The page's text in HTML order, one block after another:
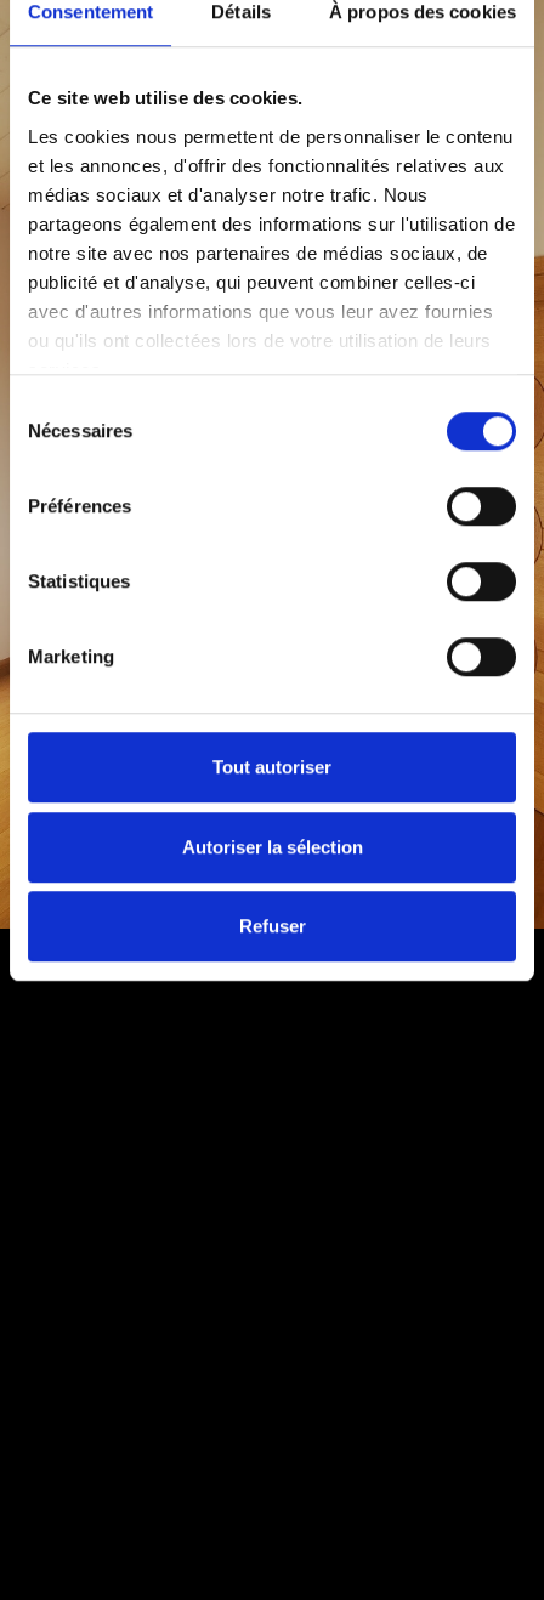
Consentement Détails À propos des cookies
Ce site web utilise des cookies.
Les cookies nous permettent de personnaliser le contenu
et les annonces, d'offrir des fonctionnalités relatives aux
médias sociaux et d'analyser notre trafic. Nous
partageons également des informations sur l'utilisation de
notre site avec nos partenaires de médias sociaux, de
publicité et d'analyse, qui peuvent combiner celles-ci
avec d'autres informations que vous leur avez fournies
ou qu'ils ont collectées lors de votre utilisation de leurs
services.
Nécessaires
Préférences
Statistiques
Marketing
Tout autoriser
Autoriser la sélection
Refuser